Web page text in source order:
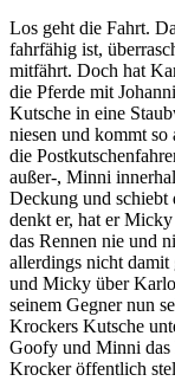
Los geht die Fahrt.
fahrfähig ist,
mitfährt. Doch hat
die Pferde mit
Kutsche in eine
niesen und kommt
die
außer-, Minni
Deckung und schiebt
denkt er, hat er
das Rennen nie und
allerdings nicht damit
und Micky über
seinem Gegner nun
Krockers Kutsche
Goofy und Minni das
Krocker öffentlich